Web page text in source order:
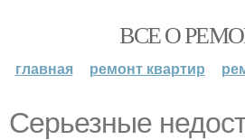
ВСЕ О
главная ремонт квартир
Серьезные